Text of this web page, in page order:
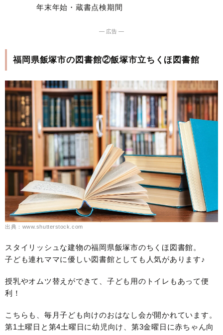
年末年始・蔵書点検期間
― 広告 ―
福岡県飯塚市の図書館②飯塚市立ちくほ図書館
出典：www.shutterstock.com
スタイリッシュな建物の福岡県飯塚市のちくほ図書館。
子ども連れママに優しい図書館としても人気があります♪
授乳やオムツ替えができて、子ども用のトイレもあって便
利！
こちらも、毎月子ども向けのおはなし会が開かれています。
第1土曜日と第4土曜日に幼児向け、第3金曜日に赤ちゃん向